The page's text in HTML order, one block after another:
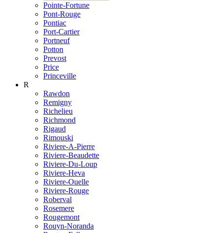
Pointe-Fortune
Pont-Rouge
Pontiac
Port-Cartier
Portneuf
Potton
Prevost
Price
Princeville
R
Rawdon
Remigny
Richelieu
Richmond
Rigaud
Rimouski
Riviere-A-Pierre
Riviere-Beaudette
Riviere-Du-Loup
Riviere-Heva
Riviere-Ouelle
Riviere-Rouge
Roberval
Rosemere
Rougemont
Rouyn-Noranda